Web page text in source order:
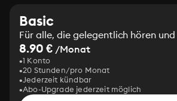
Basic
Für alle, die gelegentlich hören und
8.90 € /Monat
1 Konto
20 Stunden/pro Monat
Jederzeit kündbar
Abo-Upgrade jederzeit möglich